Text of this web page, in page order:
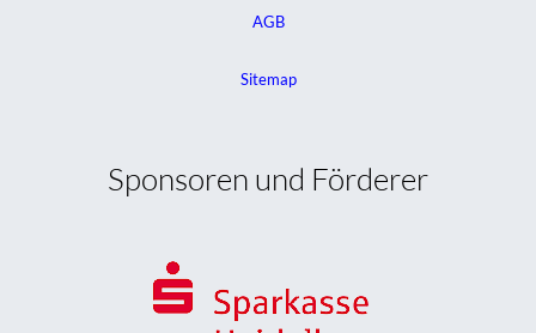
AGB
Sitemap
Sponsoren und Förderer